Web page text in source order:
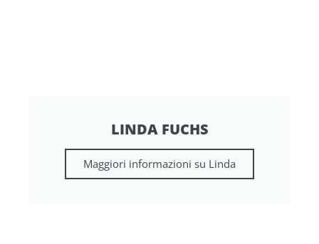
LINDA FUCHS
Maggiori informazioni su Linda